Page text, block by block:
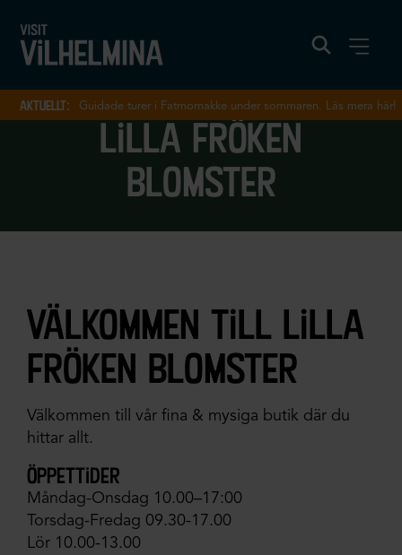
aktuellt: Guidade turer i Fatmomakke under sommaren. Läs mera här!
lilla fröken
blomster
välkommen till lilla
fröken blomster
Välkommen till vår fina & mysiga butik där du
hittar allt.
öppettider
Måndag-Onsdag 10.00–17:00
Torsdag-Fredag 09.30-17.00
Lör 10.00-13.00